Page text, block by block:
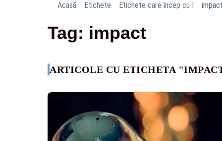
Acasă Etichete Etichete care încep cu I
Tag: impact
ARTICOLE CU ETICHETA